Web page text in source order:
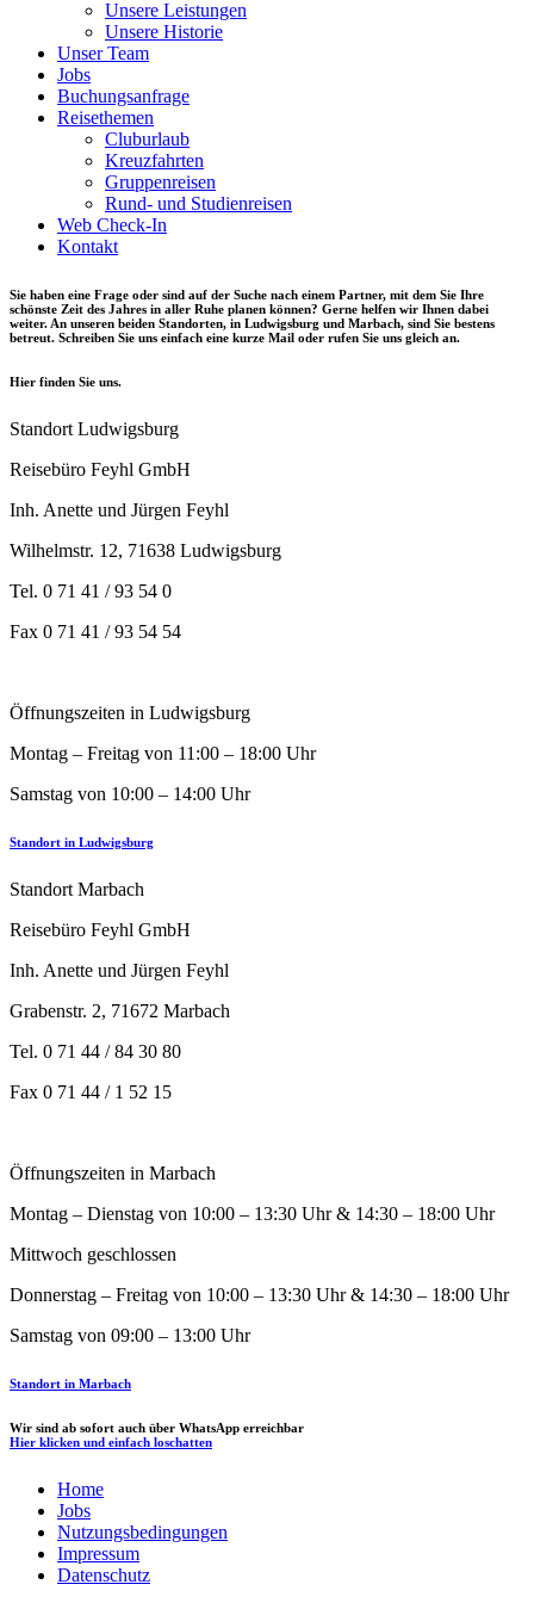
Unsere Leistungen
Unsere Historie
Unser Team
Jobs
Buchungsanfrage
Reisethemen
Cluburlaub
Kreuzfahrten
Gruppenreisen
Rund- und Studienreisen
Web Check-In
Kontakt
Sie haben eine Frage oder sind auf der Suche nach einem Partner, mit dem Sie Ihre
schönste Zeit des Jahres in aller Ruhe planen können? Gerne helfen wir Ihnen dabei
weiter. An unseren beiden Standorten, in Ludwigsburg und Marbach, sind Sie bestens
betreut. Schreiben Sie uns einfach eine kurze Mail oder rufen Sie uns gleich an.
Hier finden Sie uns.
Standort Ludwigsburg
Reisebüro Feyhl GmbH
Inh. Anette und Jürgen Feyhl
Wilhelmstr. 12, 71638 Ludwigsburg
Tel. 0 71 41 / 93 54 0
Fax 0 71 41 / 93 54 54
Öffnungszeiten in Ludwigsburg
Montag – Freitag von 11:00 – 18:00 Uhr
Samstag von 10:00 – 14:00 Uhr
Standort in Ludwigsburg
Standort Marbach
Reisebüro Feyhl GmbH
Inh. Anette und Jürgen Feyhl
Grabenstr. 2, 71672 Marbach
Tel. 0 71 44 / 84 30 80
Fax 0 71 44 / 1 52 15
Öffnungszeiten in Marbach
Montag – Dienstag von 10:00 – 13:30 Uhr & 14:30 – 18:00 Uhr
Mittwoch geschlossen
Donnerstag – Freitag von 10:00 – 13:30 Uhr & 14:30 – 18:00 Uhr
Samstag von 09:00 – 13:00 Uhr
Standort in Marbach
Wir sind ab sofort auch über WhatsApp erreichbar
Hier klicken und einfach loschatten
Home
Jobs
Nutzungsbedingungen
Impressum
Datenschutz